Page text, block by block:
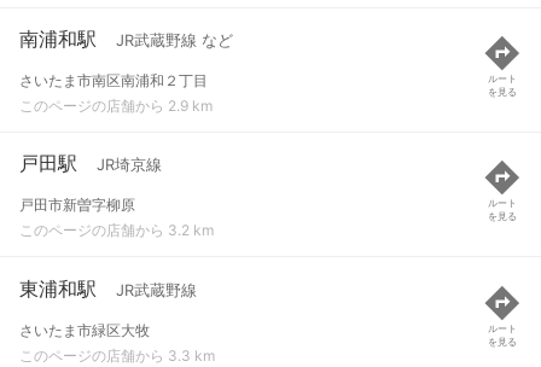
南浦和駅 JR武蔵野線 など
さいたま市南区南浦和２丁目
このページの店舗から 2.9 km
ルート
を見る
戸田駅 JR埼京線
戸田市新曽字柳原
このページの店舗から 3.2 km
ルート
を見る
東浦和駅 JR武蔵野線
さいたま市緑区大牧
このページの店舗から 3.3 km
ルート
を見る